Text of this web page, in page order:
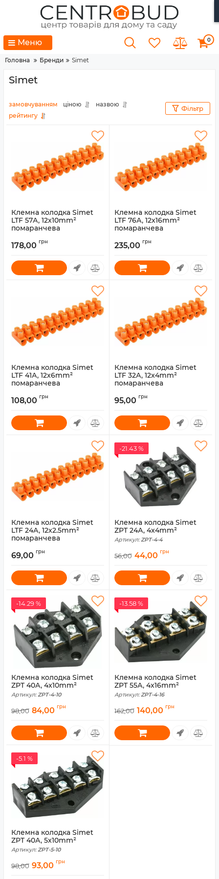
Меню 0
Головна Бренди Simet
Simet
замовчуванням ціною
назвою
рейтингу
Фільтр
Клемна колодка Simet
LTF 57А, 12x10mm²
помаранчева
178,00 грн
Клемна колодка Simet
LTF 76А, 12x16mm²
помаранчева
235,00 грн
Клемна колодка Simet
LTF 41А, 12x6mm²
помаранчева
108,00 грн
Клемна колодка Simet
LTF 32А, 12x4mm²
помаранчева
95,00 грн
Клемна колодка Simet
LTF 24А, 12x2.5mm²
помаранчева
69,00 грн
-21.43 %
Клемна колодка Simet
ZPT 24А, 4x4mm²
Артикул: ZPT-4-4
56,00 44,00 грн
-14.29 %
Клемна колодка Simet
ZPT 40А, 4x10mm²
Артикул: ZPT-4-10
98,00 84,00 грн
-13.58 %
Клемна колодка Simet
ZPT 55А, 4x16mm²
Артикул: ZPT-4-16
162,00 140,00 грн
-5.1 %
Клемна колодка Simet
ZPT 40А, 5x10mm²
Артикул: ZPT-5-10
98,00 93,00 грн